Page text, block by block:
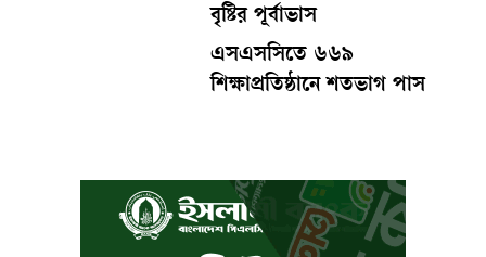
বৃষ্টির পূর্বাভাস
এসএসসিতে ৬৬৯
শিক্ষাপ্রতিষ্ঠানে শতভাগ পাস